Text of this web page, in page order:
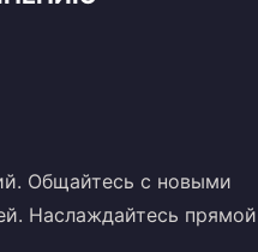
Общайтесь с новыми
Наслаждайтесь прямой